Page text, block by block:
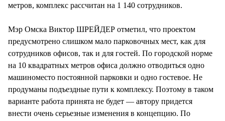
метров, комплекс рассчитан на 1 140 сотрудников.
Мэр Омска Виктор ШРЕЙДЕР отметил, что проектом
предусмотрено слишком мало парковочных мест, как для
сотрудников офисов, так и для гостей. По городской норме
на 10 квадратных метров офиса должно отводиться одно
машиноместо постоянной парковки и одно гостевое. Не
продуманы подъездные пути к комплексу. Поэтому в таком
варианте работа принята не будет — автору придется
внести очень серьезные изменения в концепцию. По